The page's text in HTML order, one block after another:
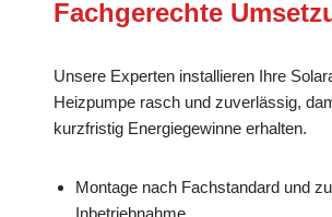
Fachgerechte
Unsere Experten installieren Ihre
Heizpumpe rasch und zuverlässig,
kurzfristig Energiegewinne erhalten.
Montage nach Fachstandard und
Inbetriebnahme